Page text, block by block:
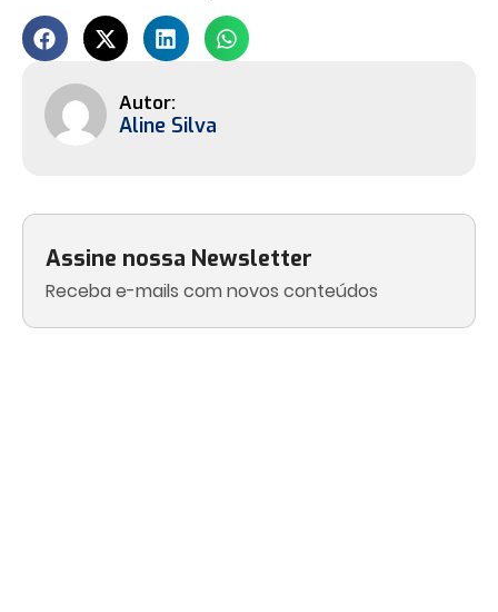
Assine nossa Newsletter
Receba e-mails com novos conteúdos
Aline Silva